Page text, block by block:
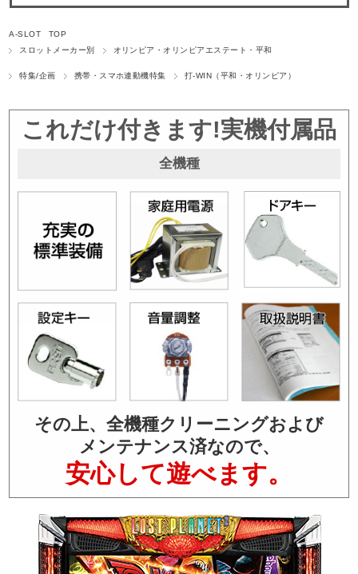
A-SLOT TOP
スロットメーカー別
オリンピア・オリンピアエステート・平和
特集/企画 携帯・スマホ連動機特集 打-WIN（平和・オリンピア）
これだけ付きます!実機付属品
全機種
その上、全機種クリーニングおよび
メンテナンス済なので、
安心して遊べます。